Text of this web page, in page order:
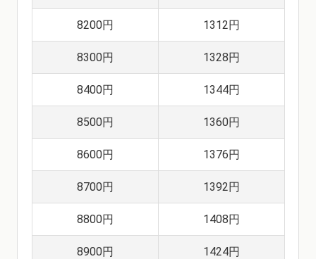
8200円 1312円
8300円 1328円
8400円 1344円
8500円 1360円
8600円 1376円
8700円 1392円
8800円 1408円
8900円 1424円